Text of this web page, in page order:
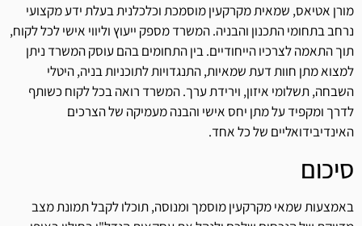
מורן אטיאס, שמאית מקרקעין מוסמכת וכלכלנית בעלת ידע מקצועי
נרחב בתחומי התכנון והבניה. המשרד מספק ייעוץ וליווי אישי לכל לקוח,
תוך התאמה לצרכיו הייחודיים. בין התחומים בהם עוסק המשרד ניתן
למצוא מתן חוות דעת שמאיות, התנגדויות לתוכניות בניה, היטלי
השבחה, תשלומי איזון, וירידת ערך. המשרד רואה בכל לקוח כשותף
לדרך ומקפיד על מתן יחס אישי והבנה מעמיקה של הצרכים
האינדיבידואליים של כל אחד.
סיכום
באמצעות שמאי מקרקעין מוסמך ומנוסה, תוכלו לקבל תמונת מצב